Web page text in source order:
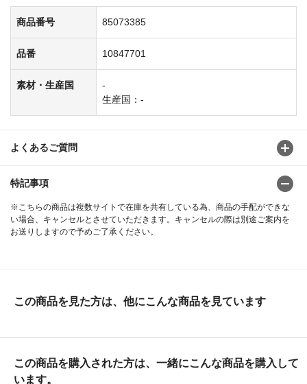
商品番号 85073385
品番 10847701
素材・生産国
-
生産国：-
よくあるご質問
特記事項
※こちらの商品は複数サイトで在庫を共有している為、商品の手配ができな
い場合、キャンセルとさせていただきます。キャンセルの際は別途ご案内を
お送りしますので予めご了承ください。
この商品を見た方は、他にこんな商品を見ています
この商品を購入された方は、一緒にこんな商品を購入して
います。